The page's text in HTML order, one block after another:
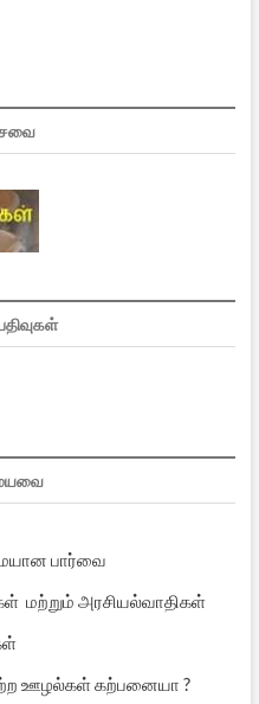
பார்வை
மற்றும் அரசியல்வாதிகள்
ஊழல்கள் கற்பனையா ?